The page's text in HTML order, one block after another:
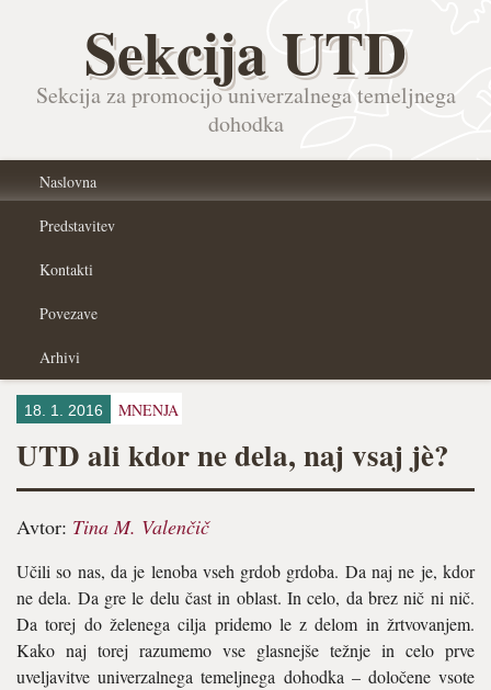
Sekcija UTD
Sekcija za promocijo univerzalnega temeljnega
dohodka
Naslovna
Predstavitev
Kontakti
Povezave
Arhivi
18. 1. 2016 MNENJA
UTD ali kdor ne dela, naj vsaj jè?
Avtor: Tina M. Valenčič
Učili so nas, da je lenoba vseh grdob grdoba. Da naj ne je, kdor
ne dela. Da gre le delu čast in oblast. In celo, da brez nič ni nič.
Da torej do želenega cilja pridemo le z delom in žrtvovanjem.
Kako naj torej razumemo vse glasnejše težnje in celo prve
uveljavitve univerzalnega temeljnega dohodka – določene vsote